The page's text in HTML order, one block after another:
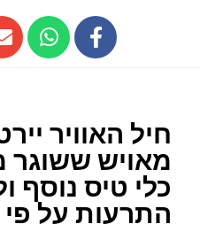
חיל האוויר
מאויש ששוגר
כלי טיס נוסף
התרעות על פי